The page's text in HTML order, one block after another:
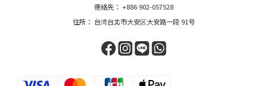
連絡先： +886 902-057528
住所： 台湾台北市大安区大安路一段 91号